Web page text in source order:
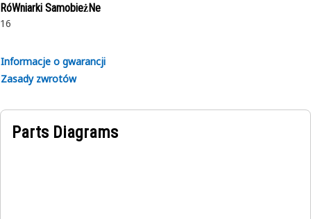
RóWniarki SamobieżNe
16
Informacje o gwarancji
Zasady zwrotów
Parts Diagrams